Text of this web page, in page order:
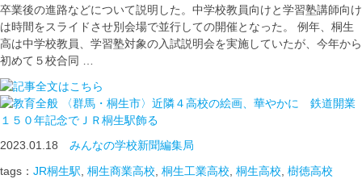
卒業後の進路などについて説明した。中学校教員向けと学習塾講師向け
は時間をスライドさせ別会場で並行しての開催となった。 例年、桐生
高は中学校教員、学習塾対象の入試説明会を実施していたが、今年から
初めて５校合同 …
〈群馬・桐生市〉近隣４高校の絵画、華やかに 鉄道開業
１５０年記念でＪＲ桐生駅飾る
2023.01.18 みんなの学校新聞編集局
tags： JR桐生駅 桐生商業高校 桐生工業高校 桐生高校 樹徳高校